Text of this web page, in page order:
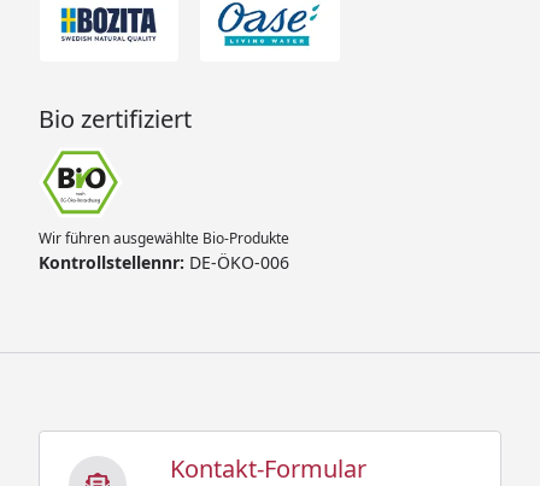
Bio zertifiziert
Wir führen ausgewählte Bio-Produkte
Kontrollstellennr: DE-ÖKO-006
Kontakt-Formular